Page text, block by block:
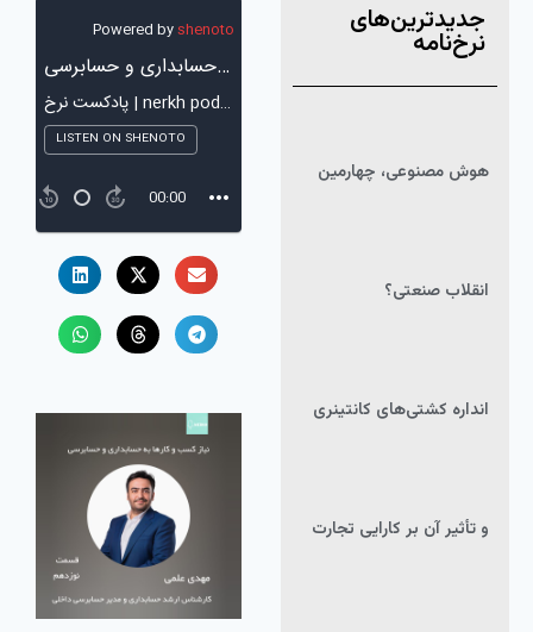
جدیدترین‌های
نرخ‌نامه
هوش مصنوعی، چهارمین
انقلاب صنعتی؟
انداره کشتی‌های کانتینری
و تأثیر آن بر کارایی تجارت